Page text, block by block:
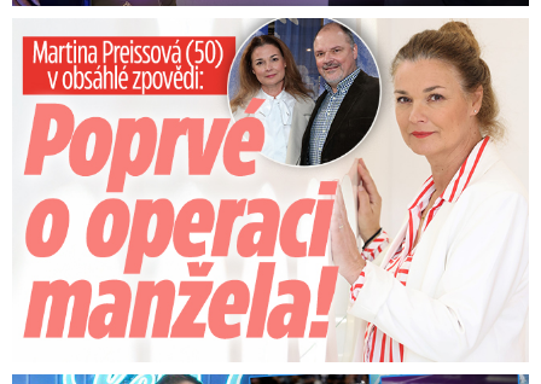
Preissová (50) v obsáhlé zpovědi: Poprvé o operaci manžela